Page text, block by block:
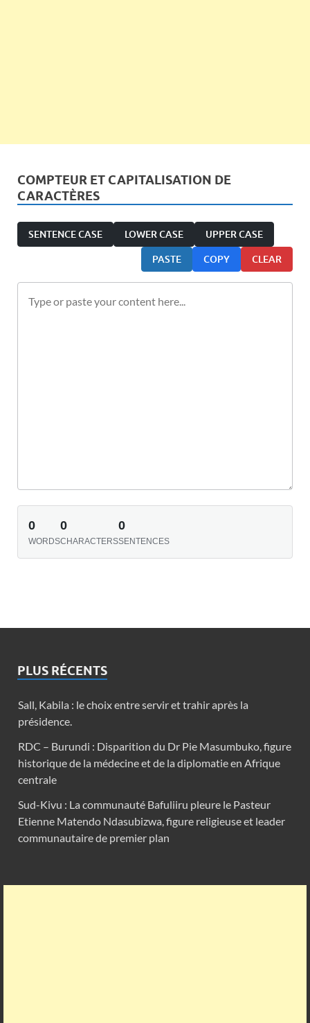
COMPTEUR ET CAPITALISATION DE
CARACTÈRES
SENTENCE CASE LOWER CASE UPPER CASE
PASTE COPY CLEAR
0
WORDS
0
CHARACTERS
0
SENTENCES
PLUS RÉCENTS
Sall, Kabila : le choix entre servir et trahir après la
présidence.
RDC – Burundi : Disparition du Dr Pie Masumbuko, figure
historique de la médecine et de la diplomatie en Afrique
centrale
Sud-Kivu : La communauté Bafuliiru pleure le Pasteur
Etienne Matendo Ndasubizwa, figure religieuse et leader
communautaire de premier plan